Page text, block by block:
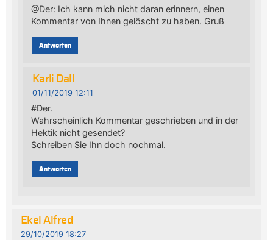
@Der: Ich kann mich nicht daran erinnern, einen
Kommentar von Ihnen gelöscht zu haben. Gruß
Antworten
Karli Dall
01/11/2019 12:11
#Der.
Wahrscheinlich Kommentar geschrieben und in der
Hektik nicht gesendet?
Schreiben Sie Ihn doch nochmal.
Antworten
Ekel Alfred
29/10/2019 18:27